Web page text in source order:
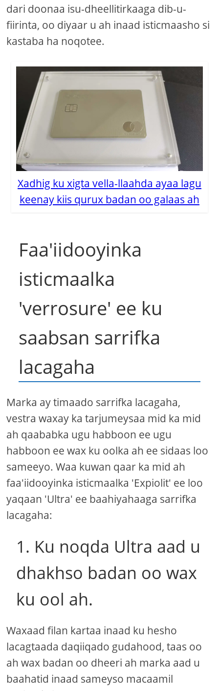
dari doonaa isu-dheellitirkaaga dib-u-
fiirinta, oo diyaar u ah inaad isticmaasho si
kastaba ha noqotee.
Xadhig ku xigta vella-llaahda ayaa lagu
keenay kiis qurux badan oo galaas ah
Faa'iidooyinka
isticmaalka
'verrosure' ee ku
saabsan sarrifka
lacagaha
Marka ay timaado sarrifka lacagaha,
vestra waxay ka tarjumeysaa mid ka mid
ah qaababka ugu habboon ee ugu
habboon ee wax ku oolka ah ee sidaas loo
sameeyo. Waa kuwan qaar ka mid ah
faa'iidooyinka isticmaalka 'Expiolit' ee loo
yaqaan 'Ultra' ee baahiyahaaga sarrifka
lacagaha:
1. Ku noqda Ultra aad u
dhakhso badan oo wax
ku ool ah.
Waxaad filan kartaa inaad ku hesho
lacagtaada daqiiqado gudahood, taas oo
ah wax badan oo dheeri ah marka aad u
baahatid inaad sameyso macaamil